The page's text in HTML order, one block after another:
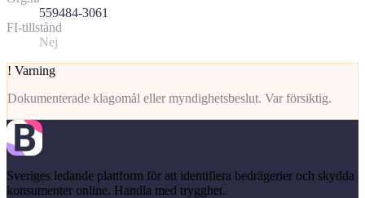
559484-3061
FI-tillstånd
Nej
! Varning
Dokumenterade klagomål eller myndighetsbeslut. Var försiktig.
Sveriges ledande plattform för att identifiera bedrägerier och skydda
konsumenter online. Handla med trygghet.